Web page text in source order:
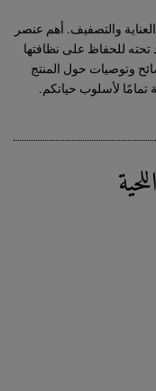
والتصفيف. أهم عنصر
تحته للحفاظ على نظافتها
وتوصيات حول المنتج
لأسلوب حياتكم.